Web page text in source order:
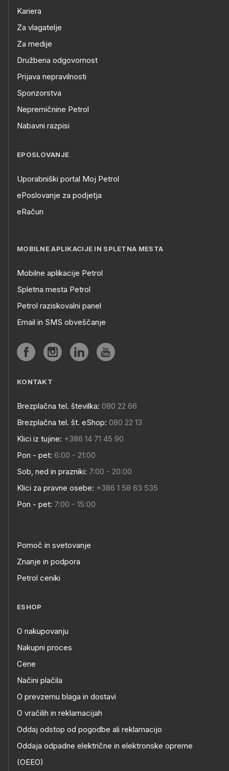
Kariera
Za vlagatelje
Za medije
Družbena odgovornost
Prijava nepravilnosti
Sponzorstva
Nepremičnine Petrol
Nabavni razpisi
EPOSLOVANJE
Uporabniški portal Moj Petrol
ePoslovanje za podjetja
eRačun
MOBILNE APLIKACIJE IN SPLETNA MESTA
Mobilne aplikacije Petrol
Spletna mesta Petrol
Petrol raziskovalni panel
Email in SMS obveščanje
KONTAKT
Brezplačna tel. številka: 080 22 66
Brezplačna tel. št. eShop: 080 22 13
Klici iz tujine: +386 14 71 45 90
Pon - pet: 6:00 - 21:00
Sob, ned in prazniki: 7:00 - 20:00
Klici za pravne osebe: +386 1 58 63 535
Pon - pet: 7:00 - 15:00
Pomoč in svetovanje
Znanje in podpora
Petrol ceniki
ESHOP
O nakupovanju
Nakupni proces
Cene
Načini plačila
O prevzemu blaga in dostavi
O vračilih in reklamacijah
Oddaj odstop od pogodbe ali reklamacijo
Oddaja odpadne električne in elektronske opreme
(OEEO)